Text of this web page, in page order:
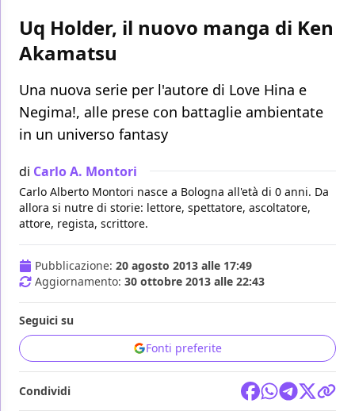
Uq Holder, il nuovo manga di Ken
Akamatsu
Una nuova serie per l'autore di Love Hina e
Negima!, alle prese con battaglie ambientate
in un universo fantasy
di Carlo A. Montori
Carlo Alberto Montori nasce a Bologna all'età di 0 anni. Da
allora si nutre di storie: lettore, spettatore, ascoltatore,
attore, regista, scrittore.
Pubblicazione: 20 agosto 2013 alle 17:49
Aggiornamento: 30 ottobre 2013 alle 22:43
Seguici su
Fonti preferite
Condividi